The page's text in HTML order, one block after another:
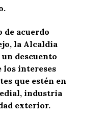
de acuerdo
la Alcaldía
descuento
los intereses
que estén en
industria
exterior.